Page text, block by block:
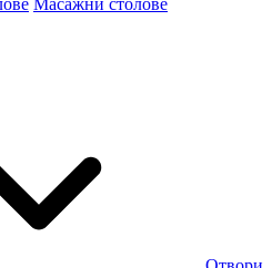
Масажни столове